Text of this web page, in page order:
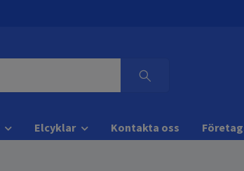
Elcyklar Kontakta oss